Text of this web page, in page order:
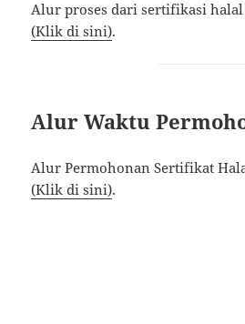
Alur proses dari sertifikasi
(Klik di sini).
Alur Waktu
Alur Permohonan Sertifikat
(Klik di sini).